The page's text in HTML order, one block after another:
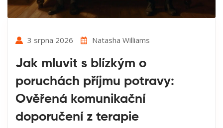
3 srpna 2026 Natasha Williams
Jak mluvit s blízkým o
poruchách příjmu potravy:
Ověřená komunikační
doporučení z terapie